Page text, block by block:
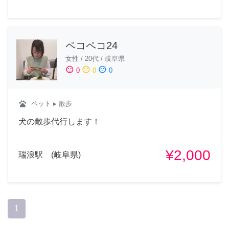
ペコペコ24
女性 / 20代 / 岐阜県
sentiment_satisfied 0 sentiment_neutral 0 sentiment_dissatisfied 0
pets ペット ▸ 散歩
犬の散歩代行します！
瑞浪駅 (岐阜県) ¥2,000
1